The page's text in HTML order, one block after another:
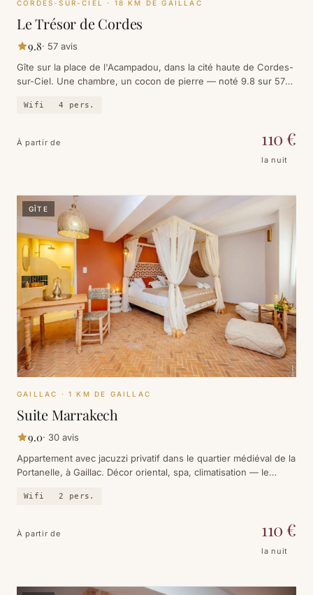
CORDES-SUR-CIEL · 18 KM DE GAILLAC
Le Trésor de Cordes
9.8· 57 avis
Gîte sur la place de l'Acampadou, dans la cité haute de Cordes-
sur-Ciel. Une chambre, un cocon de pierre — noté 9.8 sur 57
Wifi 4 pers.
À partir de 110 €
la nuit
GÎTE
GAILLAC · 1 KM DE GAILLAC
Suite Marrakech
9.0· 30 avis
Appartement avec jacuzzi privatif dans le quartier médiéval de la
Portanelle, à Gaillac. Décor oriental, spa, climatisation — le
Wifi 2 pers.
À partir de 110 €
la nuit